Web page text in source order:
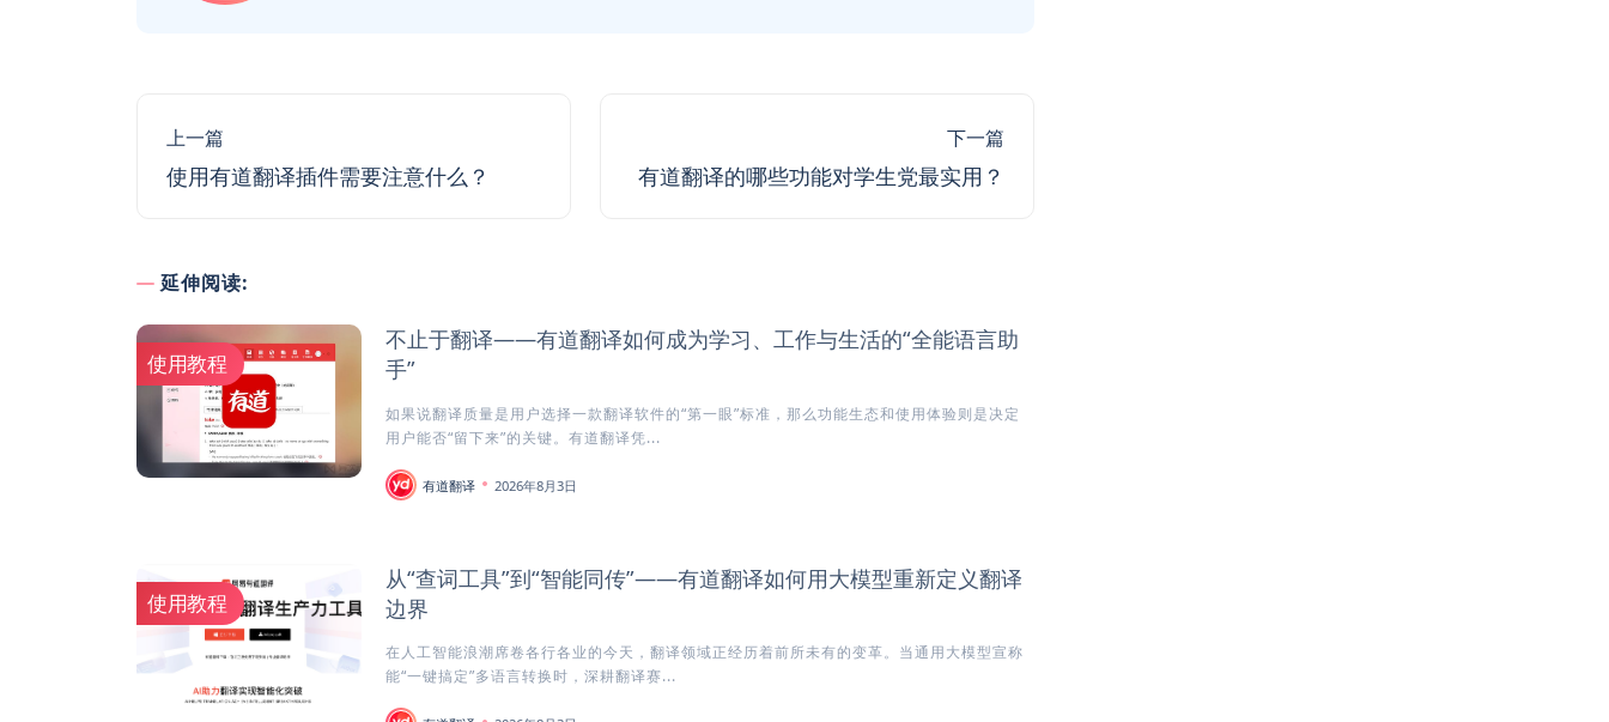
上一篇
使用有道翻译插件需要注意什么？
下一篇
有道翻译的哪些功能对学生党最实用？
延伸阅读:
使用教程
不止于翻译——有道翻译如何成为学习、工作与生活的“全能语言助
手”
如果说翻译质量是用户选择一款翻译软件的“第一眼”标准，那么功能生态和使用体验则是决定
用户能否“留下来”的关键。有道翻译凭...
有道翻译 2026年8月3日
使用教程
从“查词工具”到“智能同传”——有道翻译如何用大模型重新定义翻译
边界
在人工智能浪潮席卷各行各业的今天，翻译领域正经历着前所未有的变革。当通用大模型宣称
能“一键搞定”多语言转换时，深耕翻译赛...